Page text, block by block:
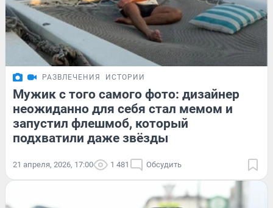
РАЗВЛЕЧЕНИЯ ИСТОРИИ
Мужик с того самого фото: дизайнер
неожиданно для себя стал мемом и
запустил флешмоб, который
подхватили даже звёзды
21 апреля, 2026, 17:00 1 481 Обсудить